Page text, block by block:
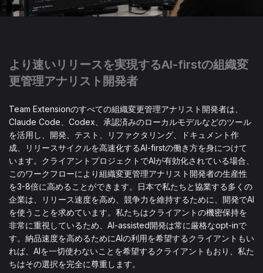
より速いリリースを実現するAI-firstの組織変
更管理アナリスト開発者
Team Extensionのすべての組織変更管理アナリスト開発者は、
Claude Code、Codex、承認済みのローカルモデルなどのツール
を活用し、開発、テスト、リファクタリング、ドキュメント作
成、リリースサイクルを高速化するAI-firstの働き方を身につけて
います。クライアントプロジェクトでAIが有効化されている場合、
このワークフローにより組織変更管理アナリスト開発者の生産性
を3-8倍に高めることができます。日本で私たちと協業する多くの
企業は、リリース速度を高め、競争力を維持するために、開発でAI
を使うことを求めています。私たちはクライアントの機密保持を
非常に重視しているため、AI-assisted開発は常に厳格なopt-inで
す。納品速度を高めるためにAIの利用を希望するクライアントもい
れば、AIを一切使わないことを希望するクライアントもおり、私た
ちはその選択を完全に尊重します。